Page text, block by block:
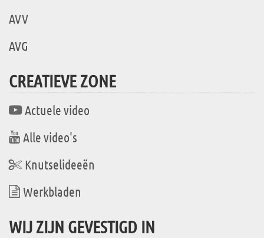
AVV
AVG
CREATIEVE ZONE
Actuele video
Alle video's
Knutselideeën
Werkbladen
WIJ ZIJN GEVESTIGD IN